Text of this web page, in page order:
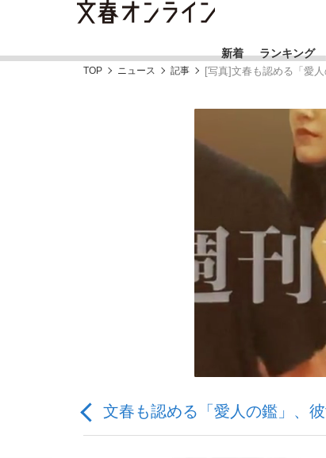
新着 ランキング
「90%は失敗する。でも…」本田圭
終戦から81年
おすす
#藤田晋
#玉木雄
TOP ニュース 記事 [写真]文春も認める「愛
文春も認める「愛人の鑑」、